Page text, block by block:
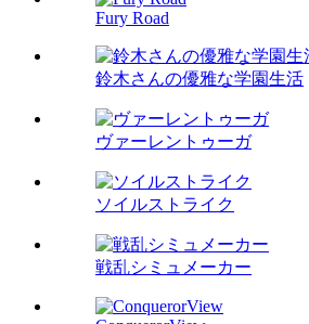
Fury Road
鈴木さんの優雅な学園生活
ヴァーレントゥーガ
ソイルストライク
戦乱シミュメーカー